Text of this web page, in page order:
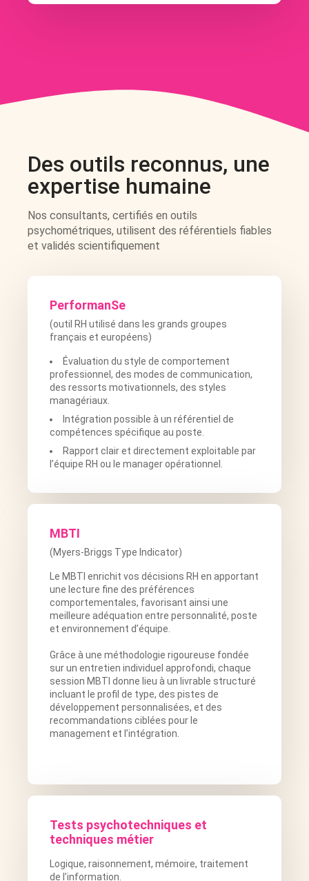
Des outils reconnus, une
expertise humaine
Nos consultants, certifiés en outils
psychométriques, utilisent des référentiels fiables
et validés scientifiquement
PerformanSe
(outil RH utilisé dans les grands groupes
français et européens)
Évaluation du style de comportement
professionnel, des modes de communication,
des ressorts motivationnels, des styles
managériaux.
Intégration possible à un référentiel de
compétences spécifique au poste.
Rapport clair et directement exploitable par
l’équipe RH ou le manager opérationnel.
MBTI
(Myers-Briggs Type Indicator)
Le MBTI enrichit vos décisions RH en apportant
une lecture fine des préférences
comportementales, favorisant ainsi une
meilleure adéquation entre personnalité, poste
et environnement d’équipe.
Grâce à une méthodologie rigoureuse fondée
sur un entretien individuel approfondi, chaque
session MBTI donne lieu à un livrable structuré
incluant le profil de type, des pistes de
développement personnalisées, et des
recommandations ciblées pour le
management et l’intégration.
Tests psychotechniques et
techniques métier
Logique, raisonnement, mémoire, traitement
de l’information.